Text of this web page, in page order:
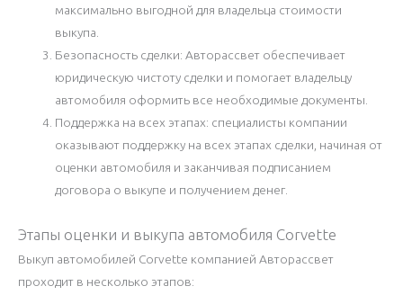
максимально выгодной для владельца стоимости
выкупа.
Безопасность сделки: Авторассвет обеспечивает
юридическую чистоту сделки и помогает владельцу
автомобиля оформить все необходимые документы.
Поддержка на всех этапах: специалисты компании
оказывают поддержку на всех этапах сделки, начиная от
оценки автомобиля и заканчивая подписанием
договора о выкупе и получением денег.
Этапы оценки и выкупа автомобиля Corvette
Выкуп автомобилей Corvette компанией Авторассвет
проходит в несколько этапов: